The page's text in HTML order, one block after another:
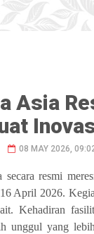
Asia
08 MAY 2026,
resmi
April 2026.
Kehadiran
unggul yang